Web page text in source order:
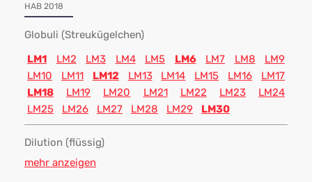
HAB 2018
Globuli (Streukügelchen)
LM1
LM2 LM3 LM4 LM5 LM6 LM7 LM8
LM9
LM10
LM11 LM12 LM13 LM14 LM15 LM16
LM17
LM18
LM19 LM20 LM21 LM22 LM23
LM24
LM25
LM26 LM27 LM28 LM29 LM30
Dilution (flüssig)
mehr anzeigen